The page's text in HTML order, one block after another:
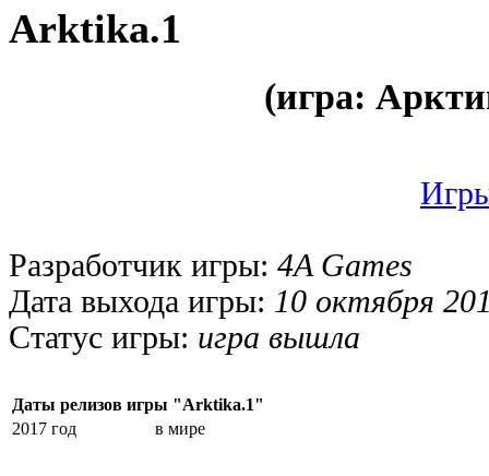
Arktika.1
(игра:
Разработчик игры: 4A Games
Дата выхода игры: 10 октября
Статус игры: игра вышла
Даты релизов игры "Arktika.1"
2017 год
в мире